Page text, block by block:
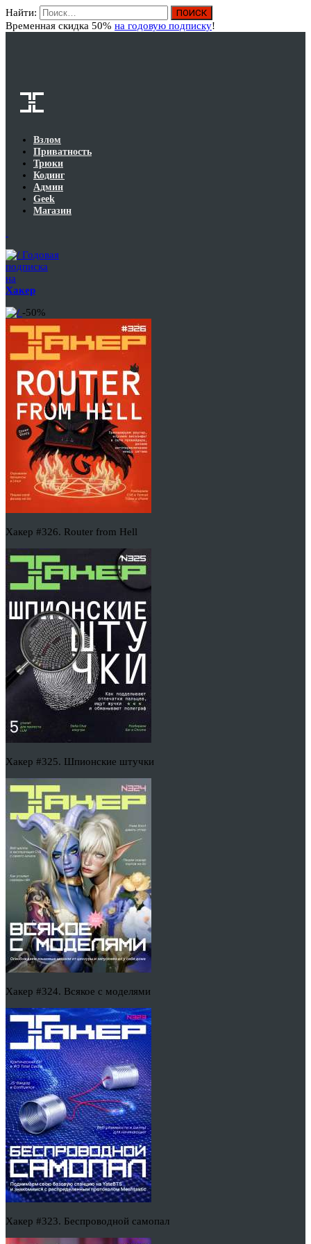
Найти:
Временная скидка 50% на годовую подписку!
Взлом
Приватность
Трюки
Кодинг
Админ
Geek
Магазин
Годовая
подписка
на
Хакер
-50%
Хакер #326. Router from Hell
Хакер #325. Шпионские штучки
Хакер #324. Всякое с моделями
Хакер #323. Беспроводной самопал